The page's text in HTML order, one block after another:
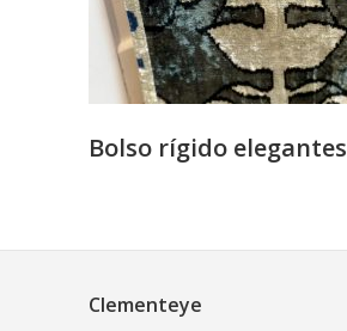
Bolso rígido elegantes
Clementeye